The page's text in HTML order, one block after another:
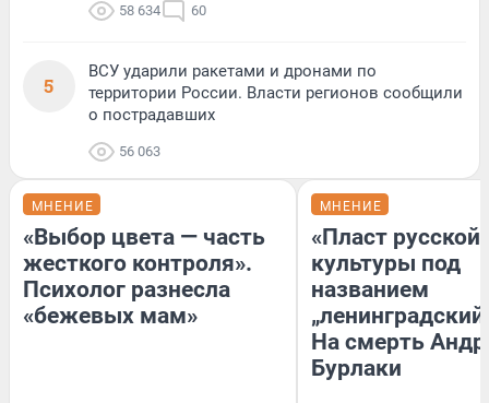
58 634 60
5
ВСУ ударили ракетами и дронами по
территории России. Власти регионов сообщили
о пострадавших
56 063
МНЕНИЕ
«Выбор цвета — часть
жесткого контроля».
Психолог разнесла
«бежевых мам»
МНЕНИЕ
«Пласт русской
культуры под
названием
На смерть
Бурлаки